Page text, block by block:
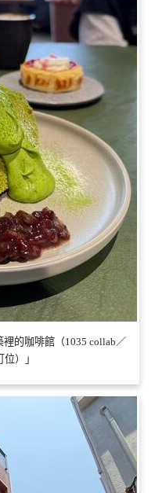
裡的咖啡館（1035 collab／
）」